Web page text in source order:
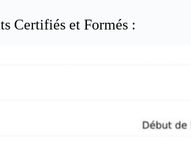
Certifiés et Formés :